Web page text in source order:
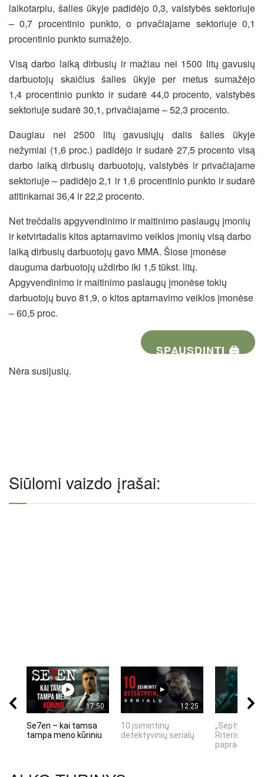
laikotarpiu, šalies ūkyje padidėjo 0,3, valstybės sektoriuje
– 0,7 procentinio punkto, o privačiajame sektoriuje 0,1
procentinio punkto sumažėjo.
Visą darbo laiką dirbusių ir mažiau nei 1500 litų gavusių
darbuotojų skaičius šalies ūkyje per metus sumažėjo
1,4 procentinio punkto ir sudarė 44,0 procento, valstybės
sektoriuje sudarė 30,1, privačiajame – 52,3 procento.
Daugiau nei 2500 litų gavusiųjų dalis šalies ūkyje
nežymiai (1,6 proc.) padidėjo ir sudarė 27,5 procento visą
darbo laiką dirbusių darbuotojų, valstybės ir privačiajame
sektoriuje – padidėjo 2,1 ir 1,6 procentinio punkto ir sudarė
atitinkamai 36,4 ir 22,2 procento.
Net trečdalis apgyvendinimo ir maitinimo paslaugų įmonių
ir ketvirtadalis kitos aptarnavimo veiklos įmonių visą darbo
laiką dirbusių darbuotojų gavo MMA. Šiose įmonėse
dauguma darbuotojų uždirbo iki 1,5 tūkst. litų.
Apgyvendinimo ir maitinimo paslaugų įmonėse tokių
darbuotojų buvo 81,9, o kitos aptarnavimo veiklos įmonėse
– 60,5 proc.
SPAUSDINTI 🖨
Nėra susijusių.
Siūlomi vaizdo įrašai:
17:50
Se7en – kai tamsa
tampa meno kūriniu
12:25
10 įsimintinų
detektyvinių serialų
„Septynių
Riteris" – kai